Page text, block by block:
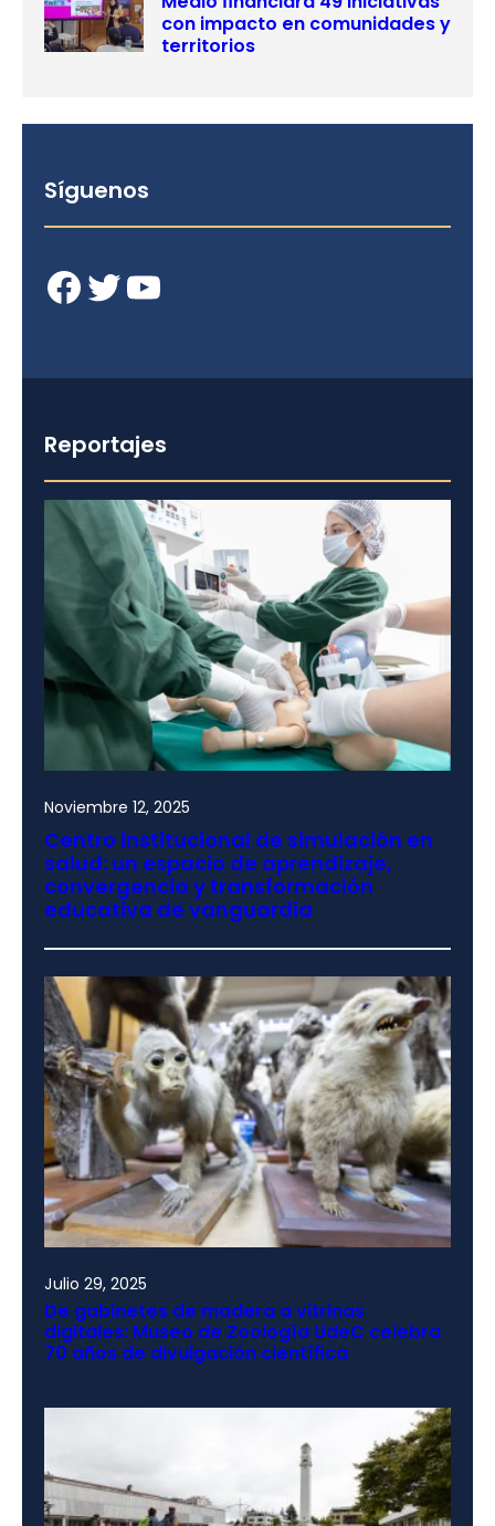
con impacto en comunidades y
territorios
Síguenos
Facebook Twitter YouTube
Reportajes
Noviembre 12, 2025
Centro institucional de simulación en
salud: un espacio de aprendizaje,
convergencia y transformación
educativa de vanguardia
Julio 29, 2025
De gabinetes de madera a vitrinas
digitales: Museo de Zoología UdeC celebra
70 años de divulgación científica